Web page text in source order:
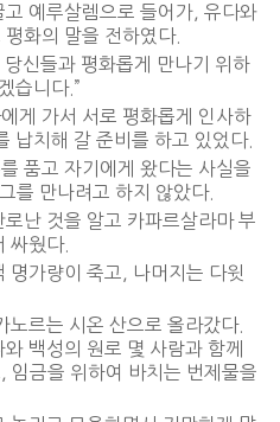
예루살렘으로 들어가, 유다와
화의 말을 전하였다.
신들과 평화롭게 만나기 위하
습니다.”
게 가서 서로 평화롭게 인사하
납치해 갈 준비를 하고 있었다.
품고 자기에게 왔다는 사실을
를 만나려고 하지 않았다.
난 것을 알고 카파르살라마 부
싸웠다.
명가량이 죽고, 나머지는 다윗
노르는 시온 산으로 올라갔다.
백성의 원로 몇 사람과 함께
임금을 위하여 바치는 번제물을